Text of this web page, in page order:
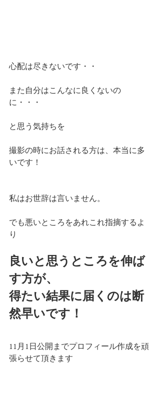
心配は尽きないです・・
また自分はこんなに良くないの
に・・・
と思う気持ちを
撮影の時にお話される方は、本当に多
いです！
私はお世辞は言いません。
でも悪いところをあれこれ指摘するよ
り
良いと思うところを伸ば
す方が、
得たい結果に届くのは断
然早いです！
11月1日公開までプロフィール作成を頑
張らせて頂きます